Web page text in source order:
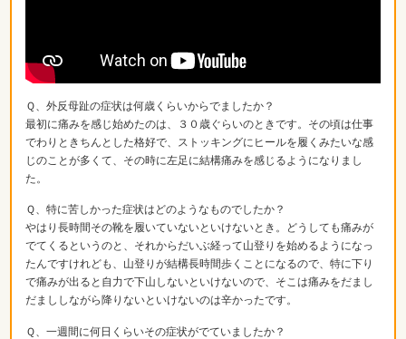
Ｑ、外反母趾の症状は何歳くらいからでましたか？
最初に痛みを感じ始めたのは、３０歳ぐらいのときです。その頃は仕事
でわりときちんとした格好で、ストッキングにヒールを履くみたいな感
じのことが多くて、その時に左足に結構痛みを感じるようになりまし
た。
Ｑ、特に苦しかった症状はどのようなものでしたか？
やはり長時間その靴を履いていないといけないとき。どうしても痛みが
でてくるというのと、それからだいぶ経って山登りを始めるようになっ
たんですけれども、山登りが結構長時間歩くことになるので、特に下り
で痛みが出ると自力で下山しないといけないので、そこは痛みをだまし
だまししながら降りないといけないのは辛かったです。
Ｑ、一週間に何日くらいその症状がでていましたか？